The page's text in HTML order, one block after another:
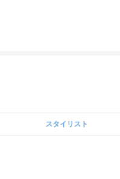
スタイリスト